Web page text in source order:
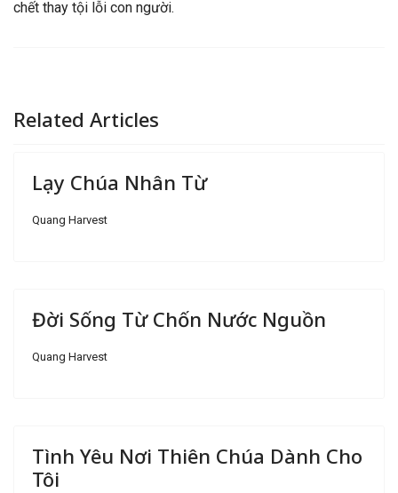
chết thay tội lỗi con người.
Related Articles
Lạy Chúa Nhân Từ
Quang Harvest
Đời Sống Từ Chốn Nước Nguồn
Quang Harvest
Tình Yêu Nơi Thiên Chúa Dành Cho
Tôi